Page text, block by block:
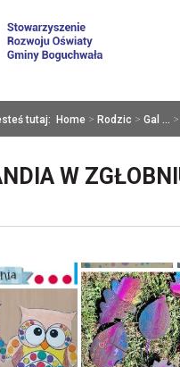
tutaj: Home > Rodzic > Gal ... >
W